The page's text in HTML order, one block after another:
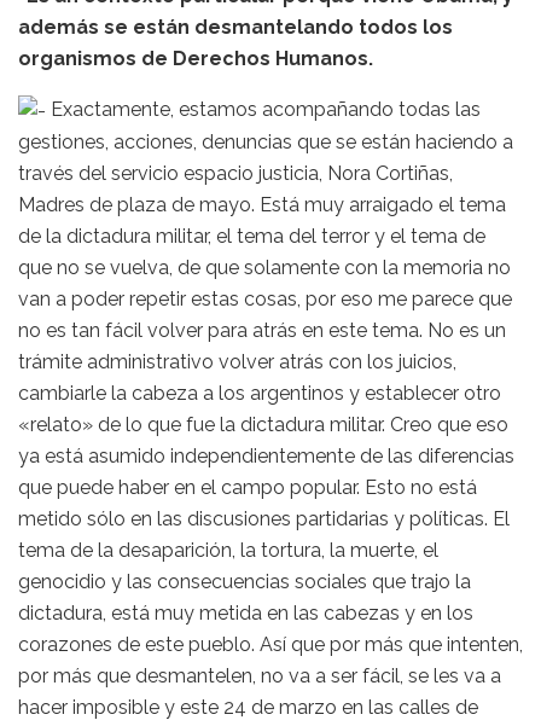
además se están desmantelando todos los
organismos de Derechos Humanos.
Exactamente, estamos acompañando todas las
gestiones, acciones, denuncias que se están haciendo a
través del servicio espacio justicia, Nora Cortiñas,
Madres de plaza de mayo. Está muy arraigado el tema
de la dictadura militar, el tema del terror y el tema de
que no se vuelva, de que solamente con la memoria no
van a poder repetir estas cosas, por eso me parece que
no es tan fácil volver para atrás en este tema. No es un
trámite administrativo volver atrás con los juicios,
cambiarle la cabeza a los argentinos y establecer otro
«relato» de lo que fue la dictadura militar. Creo que eso
ya está asumido independientemente de las diferencias
que puede haber en el campo popular. Esto no está
metido sólo en las discusiones partidarias y políticas. El
tema de la desaparición, la tortura, la muerte, el
genocidio y las consecuencias sociales que trajo la
dictadura, está muy metida en las cabezas y en los
corazones de este pueblo. Así que por más que intenten,
por más que desmantelen, no va a ser fácil, se les va a
hacer imposible y este 24 de marzo en las calles de